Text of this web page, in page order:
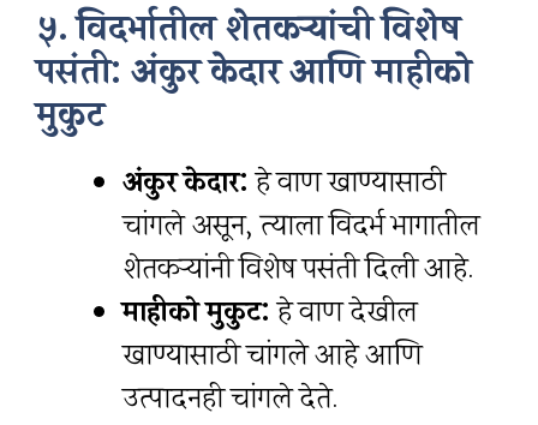
५. विदर्भातील शेतकऱ्यांची विशेष
पसंती: अंकुर केदार आणि माहीको
मुकुट
अंकुर केदार:हे वाण खाण्यासाठी
चांगले असून, त्याला विदर्भ भागातील
शेतकऱ्यांनी विशेष पसंती दिली आहे.
माहीको मुकुट:हे वाण देखील
खाण्यासाठी चांगले आहे आणि
उत्पादनही चांगले देते.